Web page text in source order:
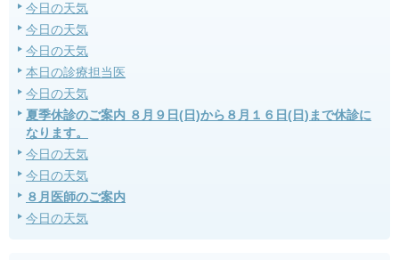
今日の天気
今日の天気
今日の天気
本日の診療担当医
今日の天気
夏季休診のご案内 ８月９日(日)から８月１６日(日)まで休診に
なります。
今日の天気
今日の天気
８月医師のご案内
今日の天気